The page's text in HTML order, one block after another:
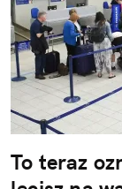
To teraz